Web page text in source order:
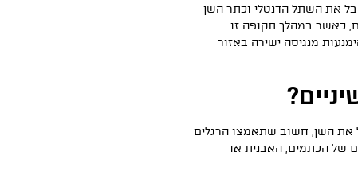
את השתל הדנטלי וכתר השן
כאשר במהלך תקופה זו
מנגיסה ישירה באזור
את השן, חשוב שתאמצו הרגלים
של הכתמים, האבנית או